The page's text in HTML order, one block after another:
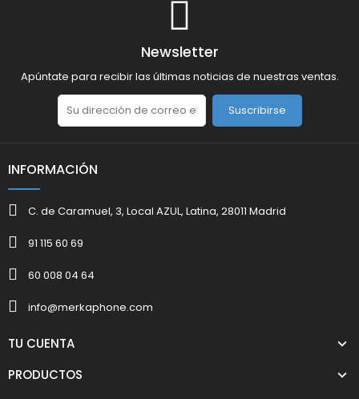
Newsletter
Apúntate para recibir las últimas noticias de nuestras ventas.
Suscribirse
INFORMACIÓN
C. de Caramuel, 3, Local AZUL, Latina, 28011 Madrid
91 115 60 69
60 008 04 64
info@merkaphone.com
TU CUENTA
PRODUCTOS